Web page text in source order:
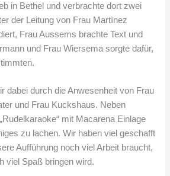
in Bethel und verbrachte dort zwei
der Leitung von Frau Martìnez
Frau Aussems brachte Text und
und Frau Wiersema sorgte dafür,
dabei durch die Anwesenheit von Frau
und Frau Kuckshaus. Neben
mit Macarena Einlage
zu lachen. Wir haben viel geschafft
Aufführung noch viel Arbeit braucht,
viel Spaß bringen wird.